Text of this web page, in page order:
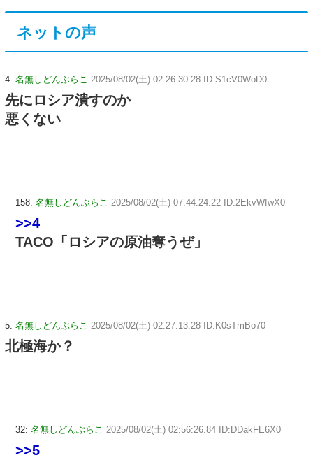
ネットの声
4: 名無しどんぶらこ 2025/08/02(土) 02:26:30.28 ID:S1cV0WoD0
先にロシア潰すのか
悪くない
158: 名無しどんぶらこ 2025/08/02(土) 07:44:24.22 ID:2EkvWfwX0
>>4
TACO「ロシアの原油奪うぜ」
5: 名無しどんぶらこ 2025/08/02(土) 02:27:13.28 ID:K0sTmBo70
北極海か？
32: 名無しどんぶらこ 2025/08/02(土) 02:56:26.84 ID:DDakFE6X0
>>5